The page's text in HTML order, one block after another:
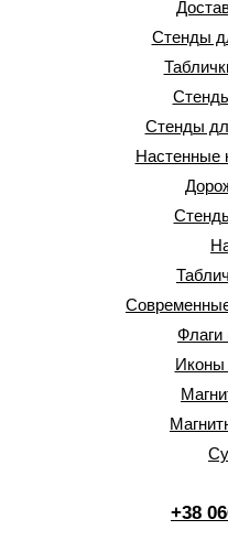
Стенды
Стенды
Настенные
Флаги
Иконы
+38